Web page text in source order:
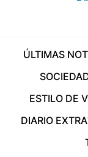
ÚLTIMAS
ESTILO DE
DIARIO EXTRA